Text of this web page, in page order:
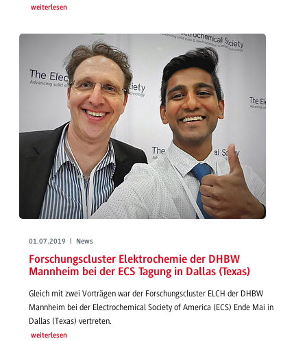
weiterlesen
01.07.2019 | News
Forschungscluster Elektrochemie der DHBW
Mannheim bei der ECS Tagung in Dallas (Texas)
Gleich mit zwei Vorträgen war der Forschungscluster ELCH der DHBW
Mannheim bei der Electrochemical Society of America (ECS) Ende Mai in
Dallas (Texas) vertreten.
weiterlesen